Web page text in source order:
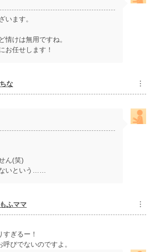
います。
情けは無用ですね。
お任せします！
な ︙
ん(笑)
いという……
ふママ ︙
ぎるー！
びでないのですよ。